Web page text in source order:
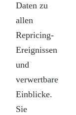
Daten zu
allen
Repricing-
Ereignissen
und
verwertbare
Einblicke.
Sie